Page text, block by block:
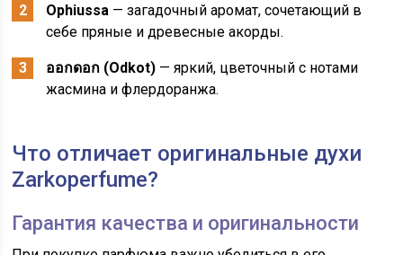
Ophiussa — загадочный аромат, сочетающий в
себе пряные и древесные акорды.
ออกดอก (Odkot) — яркий, цветочный с нотами
жасмина и флердоранжа.
Что отличает оригинальные духи
Zarkoperfume?
Гарантия качества и оригинальности